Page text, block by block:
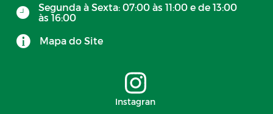
Segunda à Sexta: 07:00 às 11:00 e de 13:00
às 16:00
Mapa do Site
Instagran